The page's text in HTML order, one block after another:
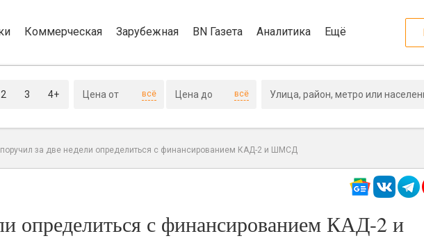
Коммерческая Зарубежная BN Газета Аналитика Ещё
2 3 4+ всё всё
поручил за две недели определиться с финансированием КАД-2 и ШМСД
определиться с финансированием КАД-2 и